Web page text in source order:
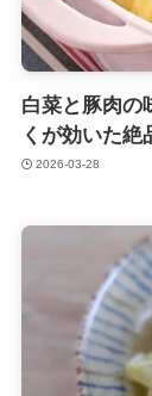
白菜と豚肉の
くが効いた絶
2026-03-28